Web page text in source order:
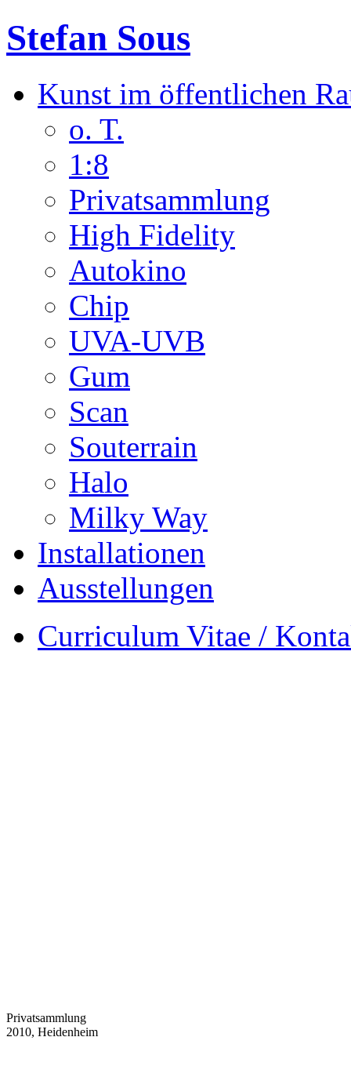
Stefan Sous
Kunst im öffentlichen
o. T.
1:8
Privatsammlung
High Fidelity
Autokino
Chip
UVA-UVB
Gum
Scan
Souterrain
Halo
Milky Way
Installationen
Ausstellungen
Curriculum Vitae /
Privatsammlung
2010, Heidenheim